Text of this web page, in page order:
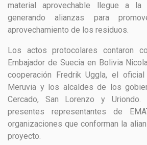
material aprovechable llegue a
generando alianzas para
aprovechamiento de los residuos.
Los actos protocolares contaron
Embajador de Suecia en Bolivia
cooperación Fredrik Uggla, el
Meruvia y los alcaldes de los
Cercado, San Lorenzo y Uriondo.
presentes representantes de
organizaciones que conforman la
proyecto.